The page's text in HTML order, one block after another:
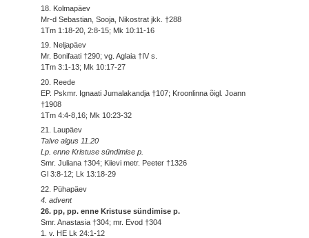
18. Kolmapäev
Mr-d Sebastian, Sooja, Nikostrat jkk. †288
1Tm 1:18-20, 2:8-15; Mk 10:11-16
19. Neljapäev
Mr. Bonifaati †290; vg. Aglaia †IV s.
1Tm 3:1-13; Mk 10:17-27
20. Reede
EP. Pskmr. Ignaati Jumalakandja †107; Kroonlinna õigl. Joann
†1908
1Tm 4:4-8,16; Mk 10:23-32
21. Laupäev
Talve algus 11.20
Lp. enne Kristuse sündimise p.
Smr. Juliana †304; Kiievi metr. Peeter †1326
Gl 3:8-12; Lk 13:18-29
22. Pühapäev
4. advent
26. pp, pp. enne Kristuse sündimise p.
Smr. Anastasia †304; mr. Evod †304
1. v. HE Lk 24:1-12